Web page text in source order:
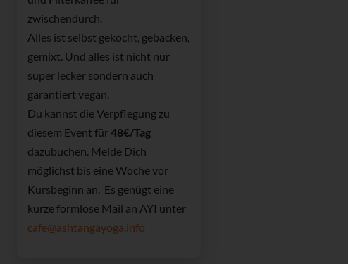
zwischendurch.
Alles ist selbst gekocht, gebacken,
gemixt. Und alles ist nicht nur
super lecker sondern auch
garantiert vegan.
Du kannst die Verpflegung zu
diesem Event für48€/Tag
dazubuchen. Melde Dich
möglichst bis eine Woche vor
Kursbeginn an. Es genügt eine
kurze formlose Mail an AYI unter
cafe@ashtangayoga.info